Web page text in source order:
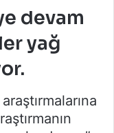
devam
yağ